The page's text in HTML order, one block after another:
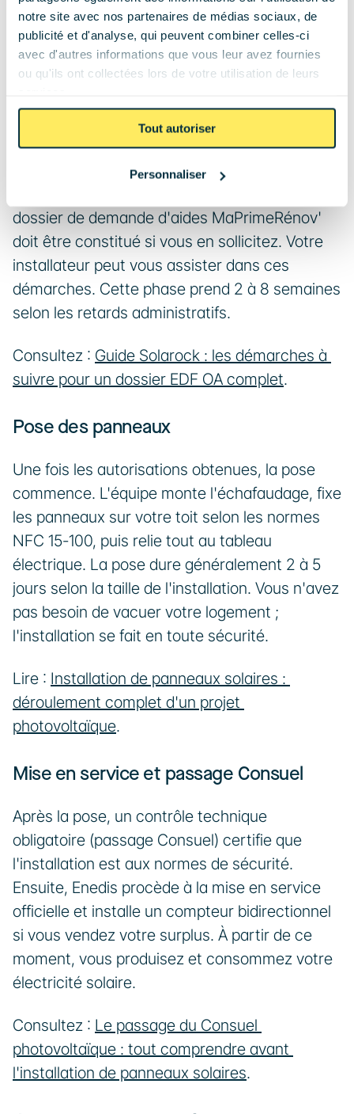
notre site avec nos partenaires de médias sociaux, de
publicité et d'analyse, qui peuvent combiner celles-ci
avec d'autres informations que vous leur avez fournies
ou qu'ils ont collectées lors de votre utilisation de leurs
Tout autoriser
Personnaliser
un dimensionnement adapté et établit un devis
détaillé. Cette phase dure généralement
quelques jours à quelques semaines.
Demandes administratives
Avant de poser les panneaux, vous devez
déclarer votre projet au guichet de l'Anah (ou
dossier de demande d'aides MaPrimeRénov'
doit être constitué si vous en sollicitez. Votre
installateur peut vous assister dans ces
démarches. Cette phase prend 2 à 8 semaines
selon les retards administratifs.
Consultez : Guide Solarock : les démarches à
suivre pour un dossier EDF OA complet.
Pose des panneaux
Une fois les autorisations obtenues, la pose
commence. L'équipe monte l'échafaudage, fixe
les panneaux sur votre toit selon les normes
NFC 15-100, puis relie tout au tableau
électrique. La pose dure généralement 2 à 5
jours selon la taille de l'installation. Vous n'avez
pas besoin de vacuer votre logement ;
l'installation se fait en toute sécurité.
Lire : Installation de panneaux solaires :
déroulement complet d'un projet
photovoltaïque.
Mise en service et passage Consuel
Après la pose, un contrôle technique
obligatoire (passage Consuel) certifie que
l'installation est aux normes de sécurité.
Ensuite, Enedis procède à la mise en service
officielle et installe un compteur bidirectionnel
si vous vendez votre surplus. À partir de ce
moment, vous produisez et consommez votre
électricité solaire.
Consultez : Le passage du Consuel
photovoltaïque : tout comprendre avant
l'installation de panneaux solaires.